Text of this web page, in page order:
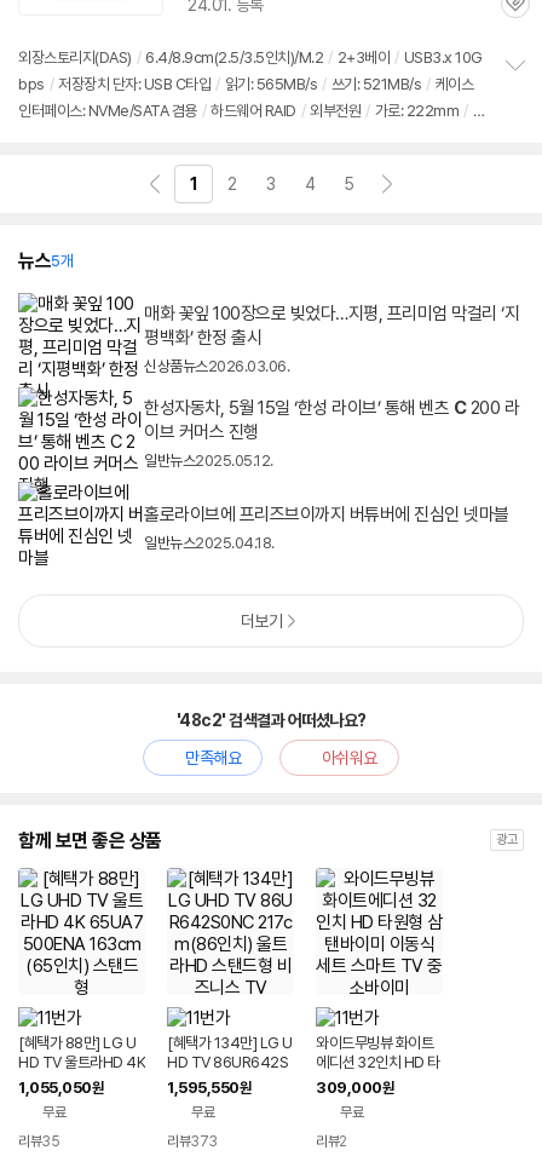
24.01. 등록
관
외장스토리지(DAS) / 6.4/8.9cm(2.5/3.5인치)/M.2 / 2+3베이 / USB3.x 10G
bps / 저장장치 단자: USB C타입 / 읽기: 565MB/s / 쓰기: 521MB/s / 케이스
인터페이스: NVMe/SATA 겸용 / 하드웨어 RAID / 외부전원 / 가로: 222mm / 세
1 2 3 4 5
뉴스5개
매화 꽃잎 100장으로 빚었다…지평, 프리미엄 막걸리 ‘지
평백화’ 한정 출시
신상품뉴스2026.03.06.
한성자동차, 5월 15일 ‘한성 라이브’ 통해 벤츠 C200 라
이브 커머스 진행
일반뉴스2025.05.12.
홀로라이브에 프리즈브이까지 버튜버에 진심인 넷마블
일반뉴스2025.04.18.
더보기
'48c2' 검색결과 어떠셨나요?
만족해요
아쉬워요
함께 보면 좋은 상품 광고
[혜택가 88만] LG U
HD TV 울트라HD 4K
65UA7500ENA 16
3cm(65인치) 스탠드
1,055,050원
무료
리뷰35
[혜택가 134만] LG U
HD TV 86UR642S
0NC 217cm(86인
치) 울트라HD 스탠드
형 비즈니스 TV
1,595,550원
무료
리뷰373
와이드무빙뷰 화이트
에디션 32인치 HD 타
원형 삼탠바이미 이동
식 세트 스마트 TV 중
소바이미
309,000원
무료
리뷰2